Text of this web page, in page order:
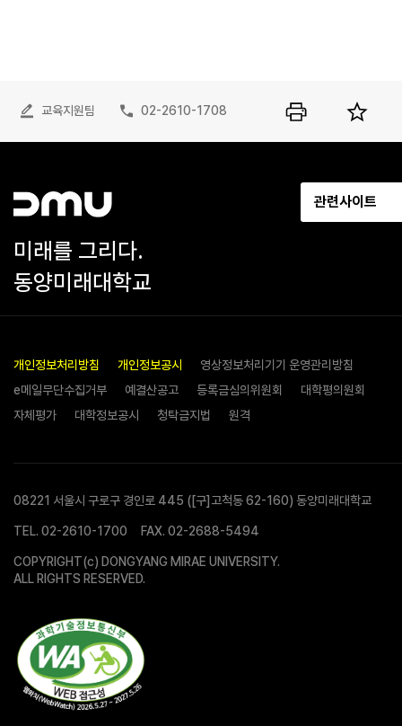
교육지원팀 02-2610-1708
미래를 그리다.
동양미래대학교
관련사이트
개인정보처리방침 개인정보공시
영상정보처리기기 운영관리방침
e메일무단수집거부
예결산공고 등록금심의위원회
대학평의원회
자체평가
대학정보공시 청탁금지법 원격
08221 서울시 구로구 경인로 445 ([구]고척동 62-160) 동양미래대학교
TEL. 02-2610-1700 FAX. 02-2688-5494
COPYRIGHT(c) DONGYANG MIRAE UNIVERSITY.
ALL RIGHTS RESERVED.